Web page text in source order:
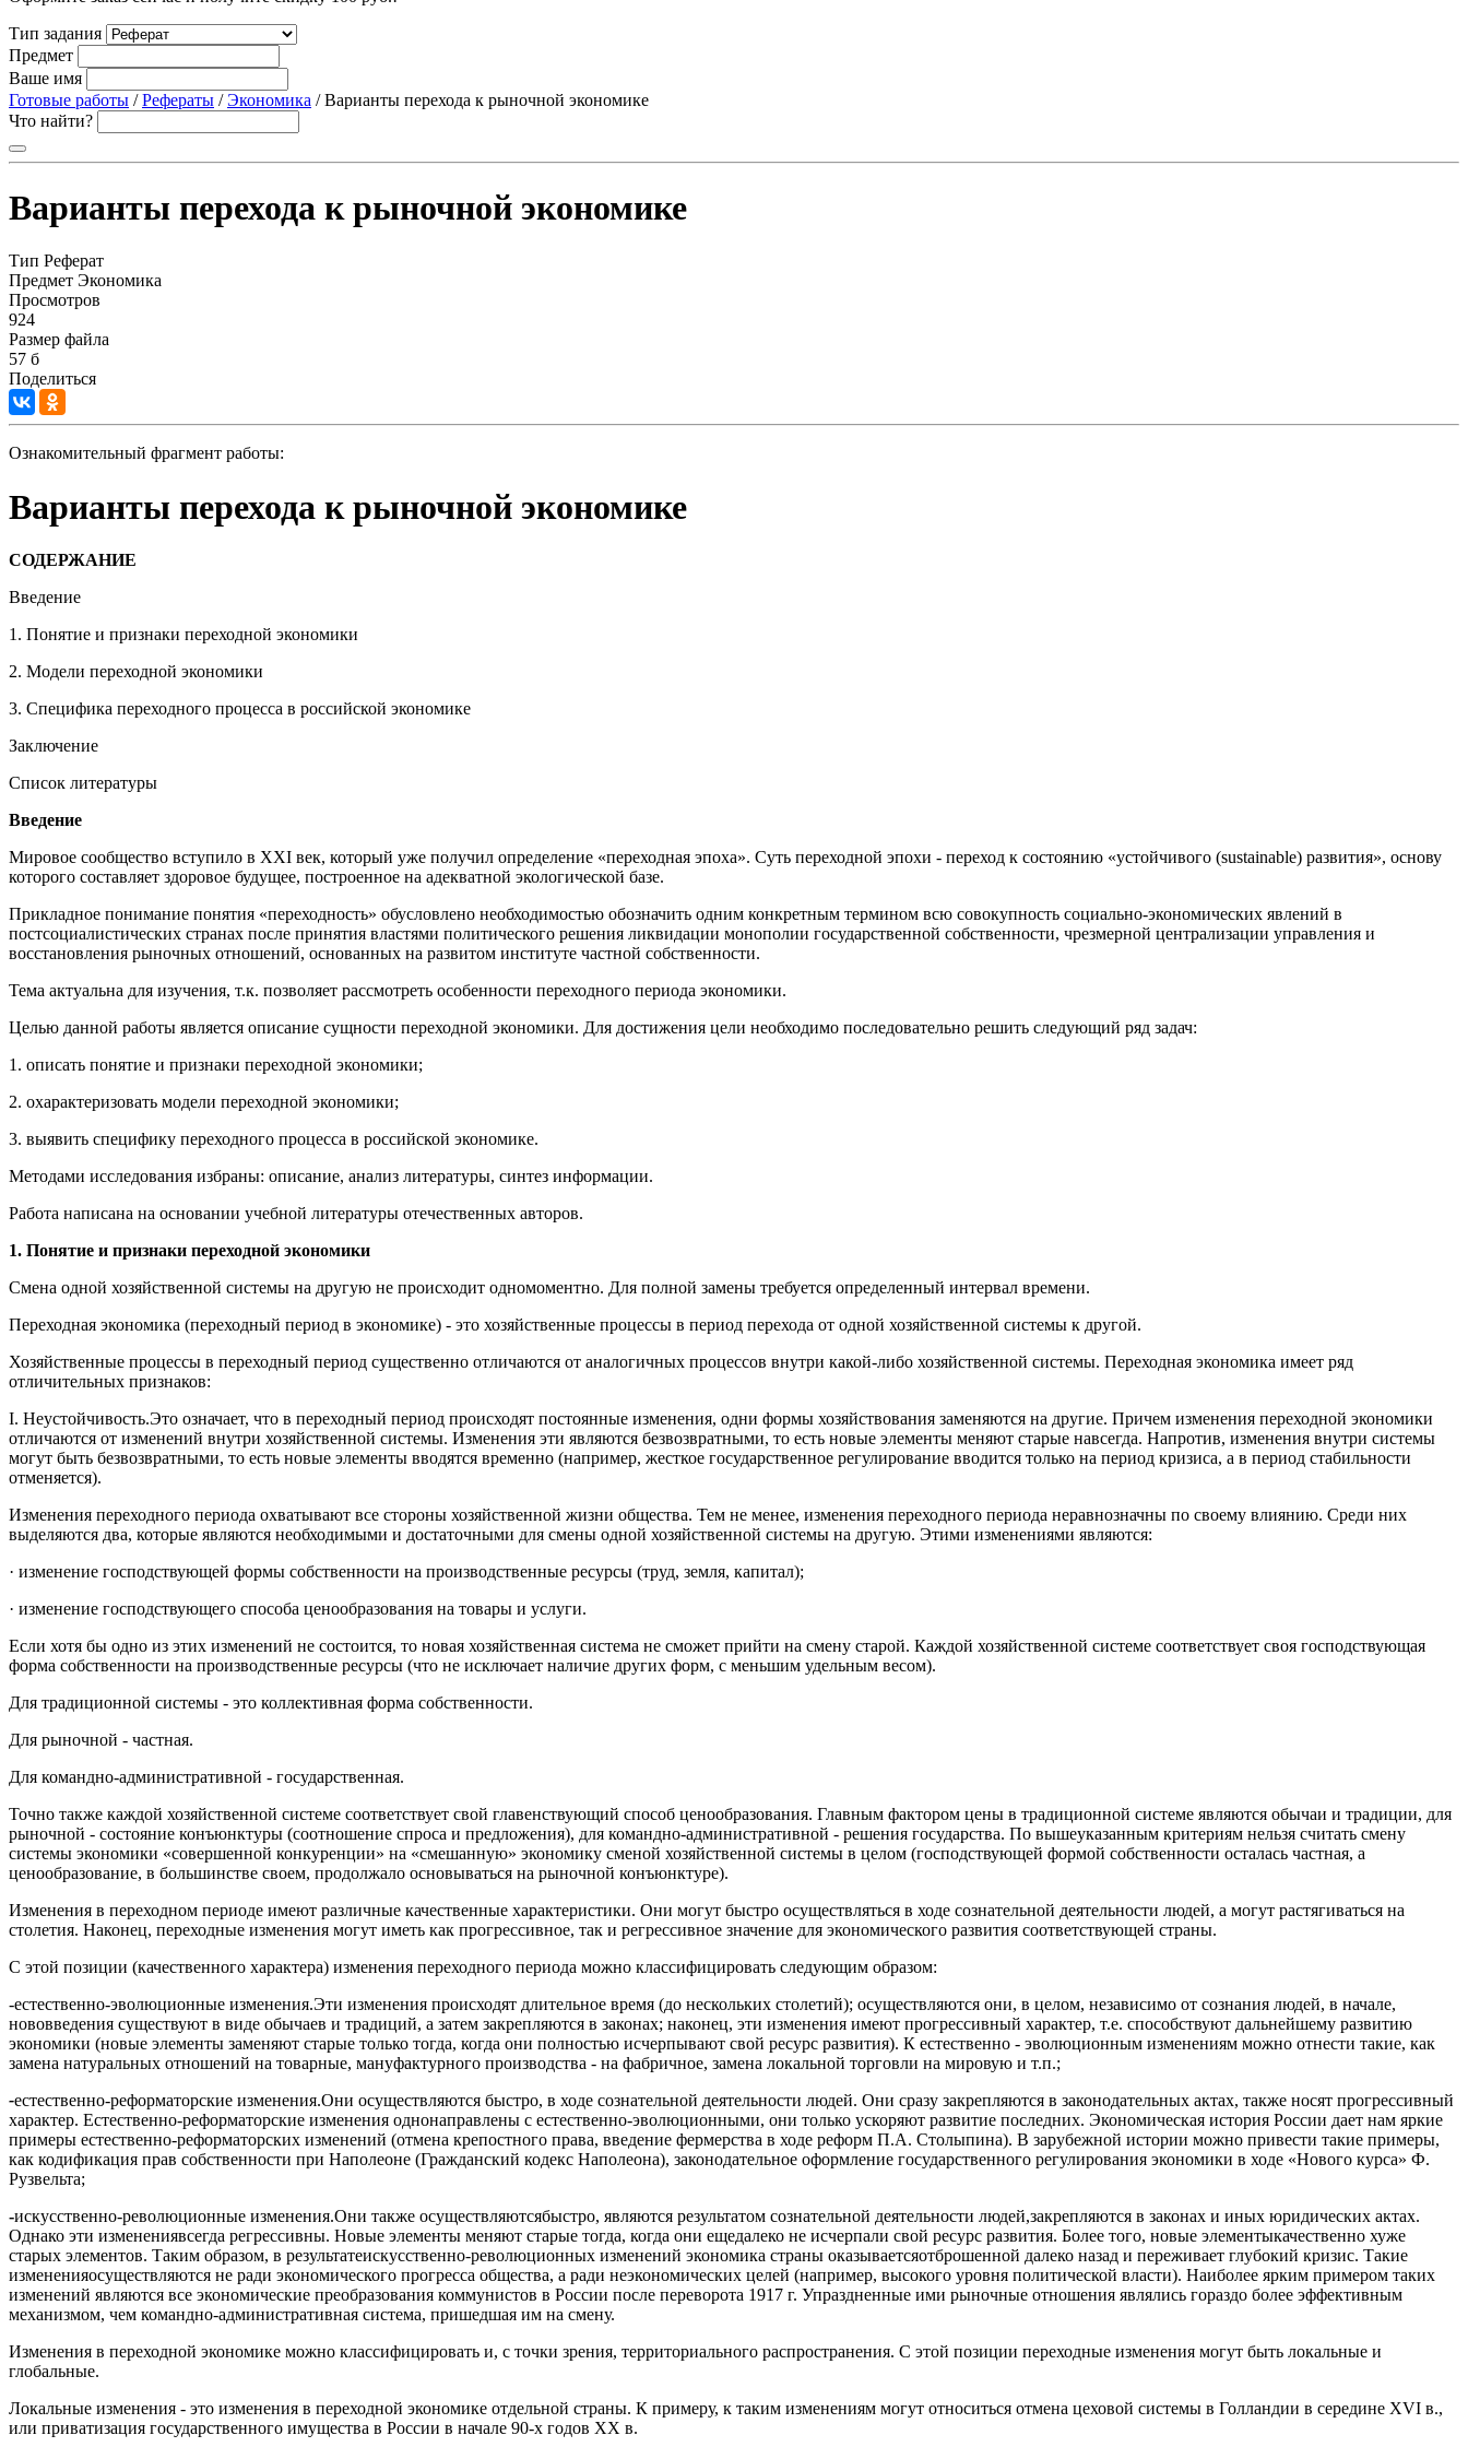
Тип задания
Предмет
Ваше имя
Готовые работы /Рефераты /Экономика / Варианты перехода к рыночной экономике
Что найти?
Варианты перехода к рыночной экономике
Тип Реферат
Предмет Экономика
Просмотров
924
Размер файла
57 б
Поделиться
Ознакомительный фрагмент работы:
Варианты перехода к рыночной экономике
СОДЕРЖАНИЕ
Введение
1. Понятие и признаки переходной экономики
2. Модели переходной экономики
3. Специфика переходного процесса в российской экономике
Заключение
Список литературы
Введение
Мировое сообщество вступило в XXI век, который уже получил определение «переходная эпоха». Суть переходной эпохи - переход к состоянию «устойчивого (sustainable) развития», основу
которого составляет здоровое будущее, построенное на адекватной экологической базе.
Прикладное понимание понятия «переходность» обусловлено необходимостью обозначить одним конкретным термином всю совокупность социально-экономических явлений в
постсоциалистических странах после принятия властями политического решения ликвидации монополии государственной собственности, чрезмерной централизации управления и
восстановления рыночных отношений, основанных на развитом институте частной собственности.
Тема актуальна для изучения, т.к. позволяет рассмотреть особенности переходного периода экономики.
Целью данной работы является описание сущности переходной экономики. Для достижения цели необходимо последовательно решить следующий ряд задач:
1. описать понятие и признаки переходной экономики;
2. охарактеризовать модели переходной экономики;
3. выявить специфику переходного процесса в российской экономике.
Методами исследования избраны: описание, анализ литературы, синтез информации.
Работа написана на основании учебной литературы отечественных авторов.
1. Понятие и признаки переходной экономики
Смена одной хозяйственной системы на другую не происходит одномоментно. Для полной замены требуется определенный интервал времени.
Переходная экономика (переходный период в экономике) - это хозяйственные процессы в период перехода от одной хозяйственной системы к другой.
Хозяйственные процессы в переходный период существенно отличаются от аналогичных процессов внутри какой-либо хозяйственной системы. Переходная экономика имеет ряд
отличительных признаков:
I. Неустойчивость.Это означает, что в переходный период происходят постоянные изменения, одни формы хозяйствования заменяются на другие. Причем изменения переходной экономики
отличаются от изменений внутри хозяйственной системы. Изменения эти являются безвозвратными, то есть новые элементы меняют старые навсегда. Напротив, изменения внутри системы
могут быть безвозвратными, то есть новые элементы вводятся временно (например, жесткое государственное регулирование вводится только на период кризиса, а в период стабильности
отменяется).
Изменения переходного периода охватывают все стороны хозяйственной жизни общества. Тем не менее, изменения переходного периода неравнозначны по своему влиянию. Среди них
выделяются два, которые являются необходимыми и достаточными для смены одной хозяйственной системы на другую. Этими изменениями являются:
· изменение господствующей формы собственности на производственные ресурсы (труд, земля, капитал);
· изменение господствующего способа ценообразования на товары и услуги.
Если хотя бы одно из этих изменений не состоится, то новая хозяйственная система не сможет прийти на смену старой. Каждой хозяйственной системе соответствует своя господствующая
форма собственности на производственные ресурсы (что не исключает наличие других форм, с меньшим удельным весом).
Для традиционной системы - это коллективная форма собственности.
Для рыночной - частная.
Для командно-административной - государственная.
Точно также каждой хозяйственной системе соответствует свой главенствующий способ ценообразования. Главным фактором цены в традиционной системе являются обычаи и традиции, для
рыночной - состояние конъюнктуры (соотношение спроса и предложения), для командно-административной - решения государства. По вышеуказанным критериям нельзя считать смену
системы экономики «совершенной конкуренции» на «смешанную» экономику сменой хозяйственной системы в целом (господствующей формой собственности осталась частная, а
ценообразование, в большинстве своем, продолжало основываться на рыночной конъюнктуре).
Изменения в переходном периоде имеют различные качественные характеристики. Они могут быстро осуществляться в ходе сознательной деятельности людей, а могут растягиваться на
столетия. Наконец, переходные изменения могут иметь как прогрессивное, так и регрессивное значение для экономического развития соответствующей страны.
С этой позиции (качественного характера) изменения переходного периода можно классифицировать следующим образом:
-естественно-эволюционные изменения.Эти изменения происходят длительное время (до нескольких столетий); осуществляются они, в целом, независимо от сознания людей, в начале,
нововведения существуют в виде обычаев и традиций, а затем закрепляются в законах; наконец, эти изменения имеют прогрессивный характер, т.е. способствуют дальнейшему развитию
экономики (новые элементы заменяют старые только тогда, когда они полностью исчерпывают свой ресурс развития). К естественно - эволюционным изменениям можно отнести такие, как
замена натуральных отношений на товарные, мануфактурного производства - на фабричное, замена локальной торговли на мировую и т.п.;
-естественно-реформаторские изменения.Они осуществляются быстро, в ходе сознательной деятельности людей. Они сразу закрепляются в законодательных актах, также носят прогрессивный
характер. Естественно-реформаторские изменения однонаправлены с естественно-эволюционными, они только ускоряют развитие последних. Экономическая история России дает нам яркие
примеры естественно-реформаторских изменений (отмена крепостного права, введение фермерства в ходе реформ П.А. Столыпина). В зарубежной истории можно привести такие примеры,
как кодификация прав собственности при Наполеоне (Гражданский кодекс Наполеона), законодательное оформление государственного регулирования экономики в ходе «Нового курса» Ф.
Рузвельта;
-искусственно-революционные изменения.Они также осуществляютсябыстро, являются результатом сознательной деятельности людей,закрепляются в законах и иных юридических актах.
Однако эти изменениявсегда регрессивны. Новые элементы меняют старые тогда, когда они ещедалеко не исчерпали свой ресурс развития. Более того, новые элементыкачественно хуже
старых элементов. Таким образом, в результатеискусственно-революционных изменений экономика страны оказываетсяотброшенной далеко назад и переживает глубокий кризис. Такие
измененияосуществляются не ради экономического прогресса общества, а ради неэкономических целей (например, высокого уровня политической власти). Наиболее ярким примером таких
изменений являются все экономические преобразования коммунистов в России после переворота 1917 г. Упраздненные ими рыночные отношения являлись гораздо более эффективным
механизмом, чем командно-административная система, пришедшая им на смену.
Изменения в переходной экономике можно классифицировать и, с точки зрения, территориального распространения. С этой позиции переходные изменения могут быть локальные и
глобальные.
Локальные изменения - это изменения в переходной экономике отдельной страны. К примеру, к таким изменениям могут относиться отмена цеховой системы в Голландии в середине XVI в.,
или приватизация государственного имущества в России в начале 90-х годов XX в.